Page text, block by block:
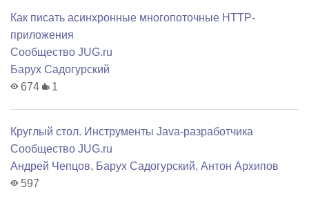
Как писать асинхронные многопоточные HTTP-
приложения
Сообщество JUG.ru
Барух Садогурский
674
1
Круглый стол. Инструменты Java-разработчика
Сообщество JUG.ru
Андрей Чепцов, Барух Садогурский, Антон Архипов
597